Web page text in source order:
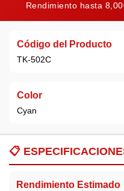
Rendimiento hasta
Código del Producto
TK-502C
Color
Cyan
📋
Rendimiento Estimado